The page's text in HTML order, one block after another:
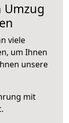
viele
um Ihnen
unsere
mit
.